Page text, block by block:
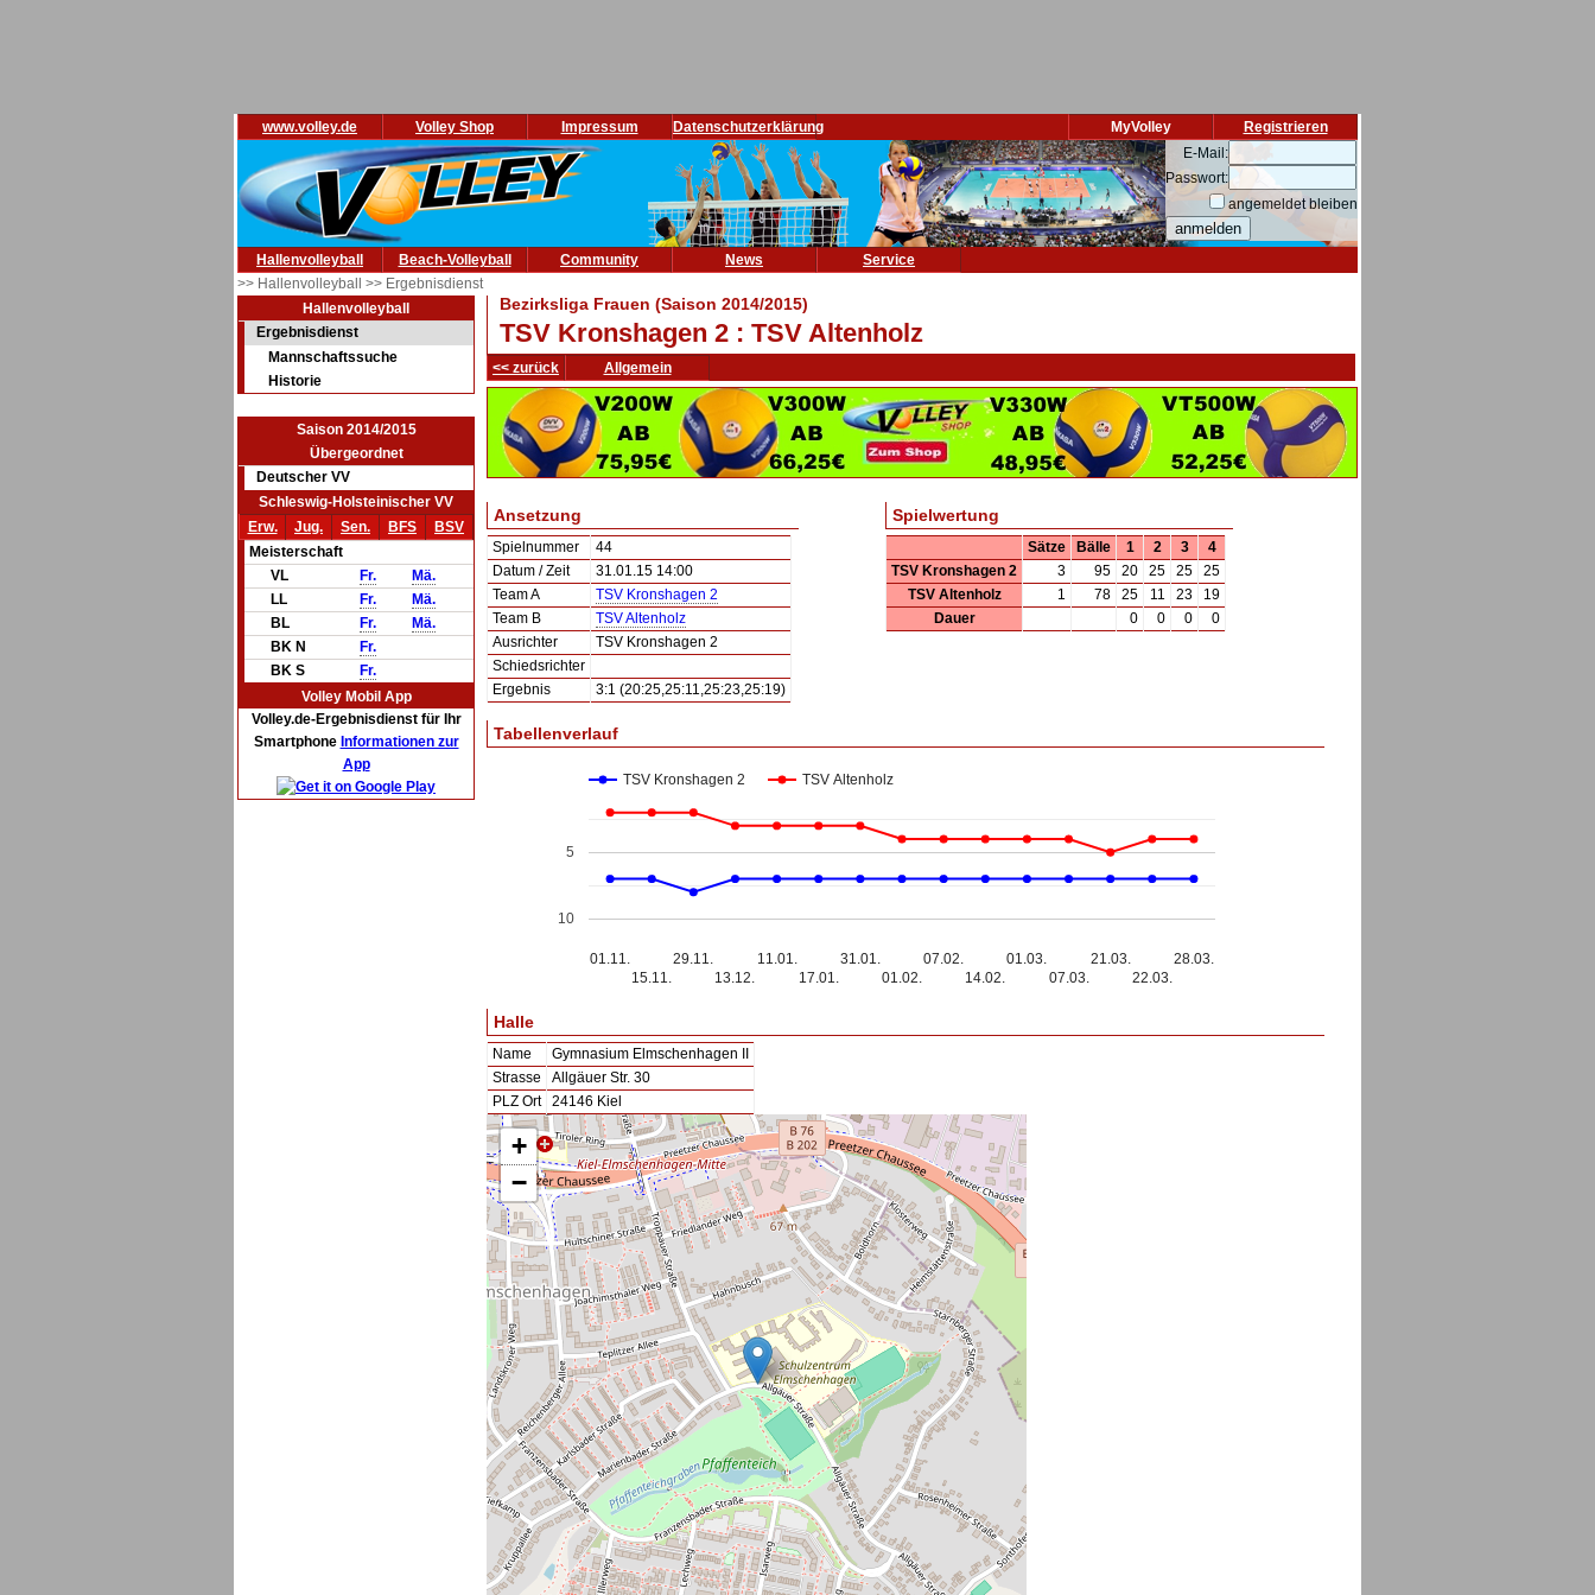
www.volley.de Volley Shop Impressum Datenschutzerklärung Registrieren
MyVolley
E-Mail:
Passwort:
angemeldet bleiben
Hallenvolleyball Beach-Volleyball Community News
Service
>> Hallenvolleyball >> Ergebnisdienst
Hallenvolleyball
Ergebnisdienst
Mannschaftssuche
Historie
Saison 2014/2015
Übergeordnet
Deutscher VV
Schleswig-Holsteinischer VV
Erw.
Jug. Sen. BFS
BSV
Meisterschaft
VL
Fr.
Mä.
LL
Fr.
Mä.
BL
Fr.
Mä.
BK N
Fr.
BK S
Fr.
Volley Mobil App
Volley.de-Ergebnisdienst für Ihr
Smartphone Informationen zur
App
Bezirksliga Frauen (Saison 2014/2015)
TSV Kronshagen 2 : TSV Altenholz
<< zurück Allgemein
Ansetzung
Spielnummer
44
Datum / Zeit
31.01.15 14:00
Team A
TSV Kronshagen 2
Team B
TSV Altenholz
Ausrichter
TSV Kronshagen 2
Schiedsrichter
Ergebnis
3:1 (20:25,25:11,25:23,25:19)
Spielwertung
Sätze Bälle 1 2 3
4
TSV Kronshagen 2
3 95 20 25 25
25
TSV Altenholz
1 78 25 11 23
19
Dauer
0 0 0 0
Tabellenverlauf
TSV Kronshagen 2 TSV Altenholz
01.11.
15.11.
29.11.
13.12.
11.01.
17.01.
31.01.
01.02.
07.02.
14.02.
01.03.
07.03.
21.03.
22.03.
28.03.
5
10
Halle
Name
Gymnasium Elmschenhagen II
Strasse
Allgäuer Str. 30
PLZ Ort
24146 Kiel
+
−